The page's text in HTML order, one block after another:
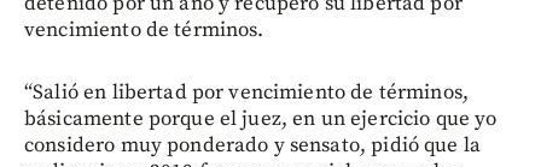
vencimiento de términos.
“Salió en libertad por vencimiento de términos,
básicamente porque el juez, en un ejercicio que yo
considero muy ponderado y sensato, pidió que la